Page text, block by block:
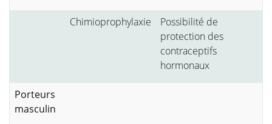
Chimioprophylaxie
Possibilité de
protection des
contraceptifs
hormonaux
Porteurs
masculin